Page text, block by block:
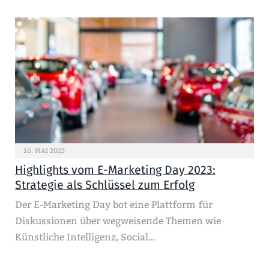
16. MAI 2023
Highlights vom E-Marketing Day 2023:
Strategie als Schlüssel zum Erfolg
Der E-Marketing Day bot eine Plattform für
Diskussionen über wegweisende Themen wie
Künstliche Intelligenz, Social…